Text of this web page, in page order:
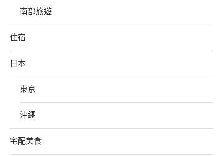
南部旅遊
住宿
日本
東京
沖繩
宅配美食